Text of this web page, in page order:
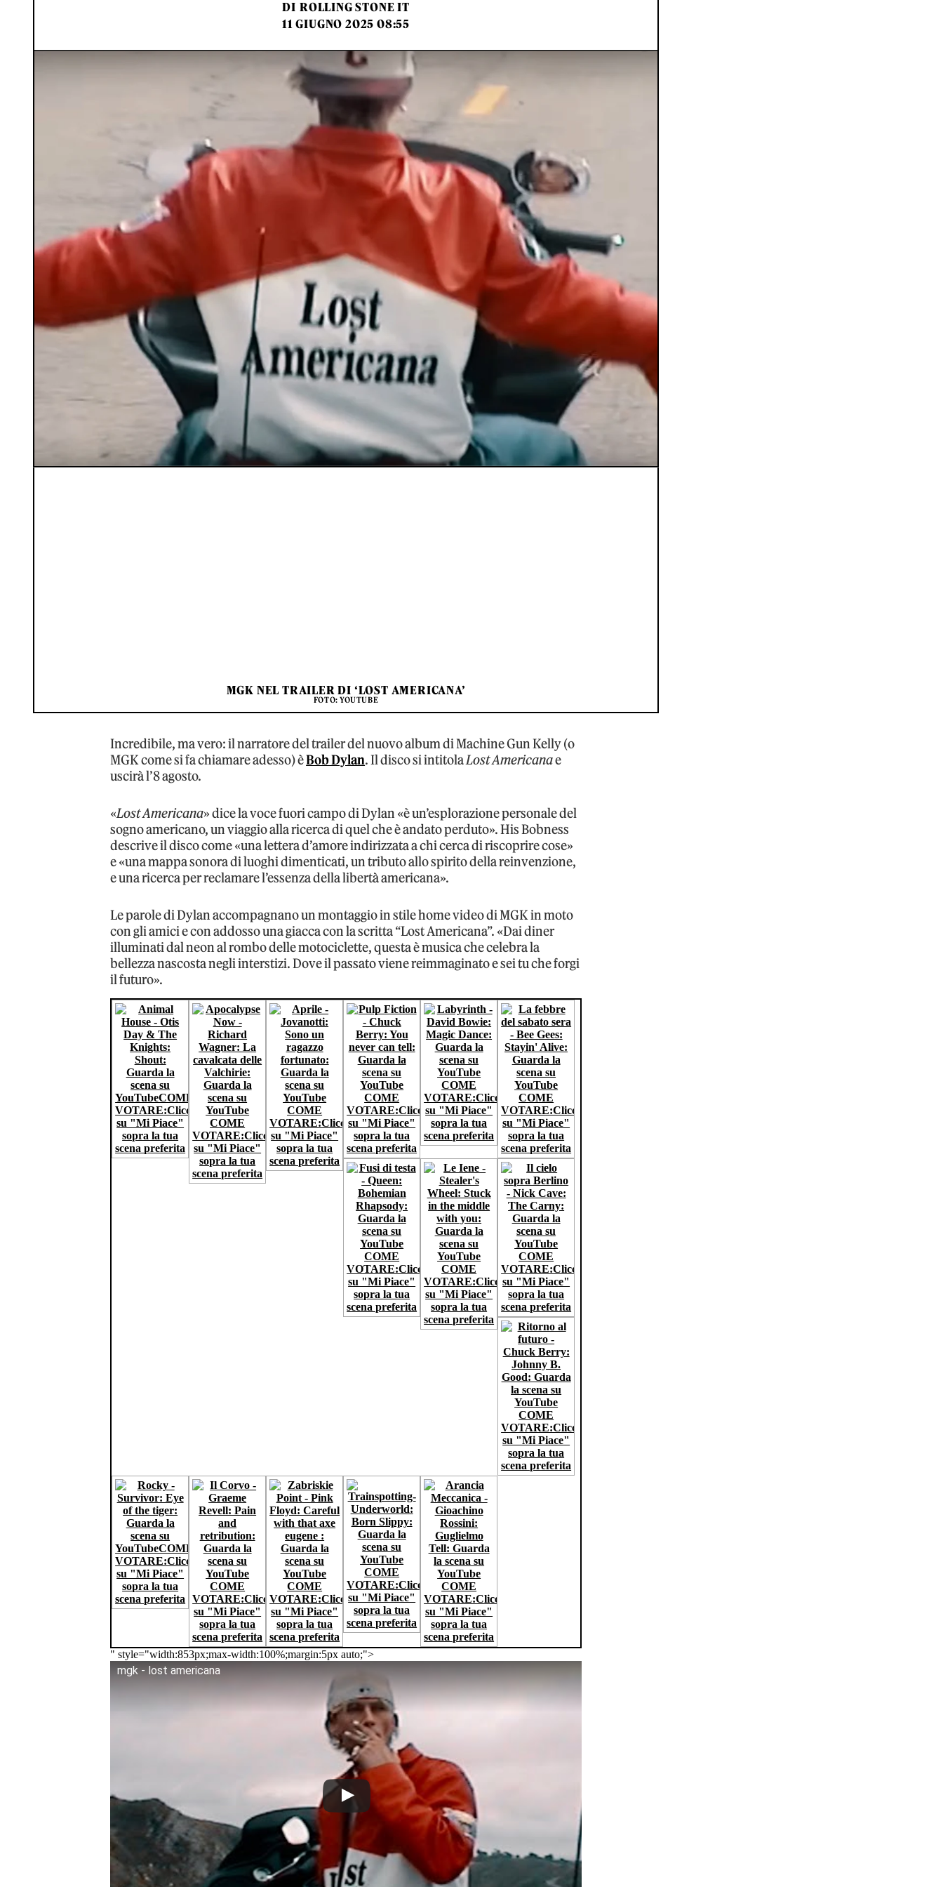
DI ROLLING STONE IT
11 GIUGNO 2025 08:55
MGK NEL TRAILER DI ‘LOST AMERICANA’
FOTO: YOUTUBE
Incredibile, ma vero: il narratore del trailer del nuovo album di Machine Gun Kelly (o
MGK come si fa chiamare adesso) èBob Dylan. Il disco si intitolaLost Americanae
uscirà l’8 agosto.
«Lost Americana» dice la voce fuori campo di Dylan «è un’esplorazione personale del
sogno americano, un viaggio alla ricerca di quel che è andato perduto». His Bobness
descrive il disco come «una lettera d’amore indirizzata a chi cerca di riscoprire cose»
e «una mappa sonora di luoghi dimenticati, un tributo allo spirito della reinvenzione,
e una ricerca per reclamare l’essenza della libertà americana».
Le parole di Dylan accompagnano un montaggio in stile home video di MGK in moto
con gli amici e con addosso una giacca con la scritta “Lost Americana”. «Dai diner
illuminati dal neon al rombo delle motociclette, questa è musica che celebra la
bellezza nascosta negli interstizi. Dove il passato viene reimmaginato e sei tu che forgi
il futuro».
" style="width:853px;max-width:100%;margin:5px auto;">
mgk - lost americana